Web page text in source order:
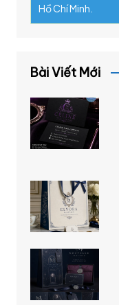
Hồ Chí Minh.
Bài Viết Mới